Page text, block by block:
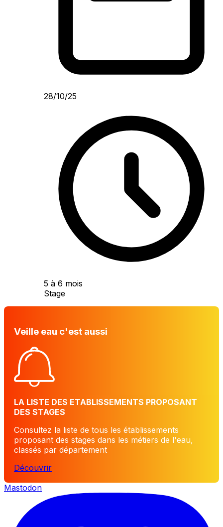
28/10/25
5 à 6 mois
Stage
Veille eau c'est aussi
LA LISTE DES ETABLISSEMENTS PROPOSANT
DES STAGES
Consultez la liste de tous les établissements
proposant des stages dans les métiers de l'eau,
classés par département
Découvrir
Mastodon